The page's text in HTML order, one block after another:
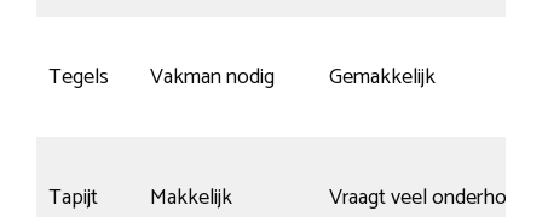
Tegels Vakman nodig Gemakkelijk
Tapijt Makkelijk Vraagt veel onderhoud